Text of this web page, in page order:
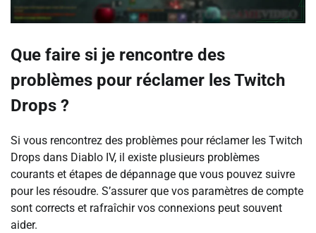
Que faire si je rencontre des
problèmes pour réclamer les Twitch
Drops ?
Si vous rencontrez des problèmes pour réclamer les Twitch
Drops dans Diablo IV, il existe plusieurs problèmes
courants et étapes de dépannage que vous pouvez suivre
pour les résoudre. S’assurer que vos paramètres de compte
sont corrects et rafraîchir vos connexions peut souvent
aider.